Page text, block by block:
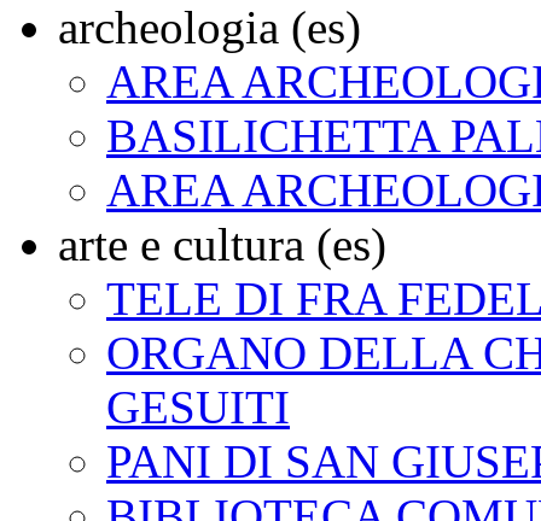
archeologia (es)
AREA
BASILICHETTA
AREA
arte e cultura (es)
TELE DI FRA
ORGANO DELLA
GESUITI
PANI DI SAN